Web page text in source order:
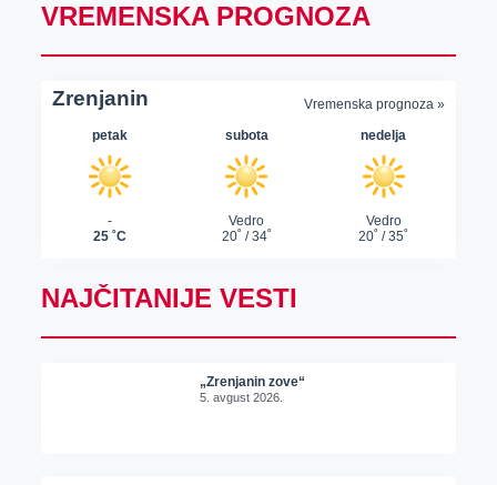
VREMENSKA PROGNOZA
NAJČITANIJE VESTI
„Zrenjanin zove“
5. avgust 2026.